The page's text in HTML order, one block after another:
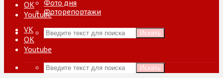
ОК
Youtube
Искать
Фото дня
Фоторепортажи
VK
ОК
Youtube
Искать